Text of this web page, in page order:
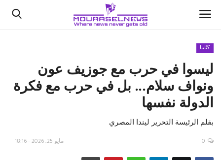
الأخبار
كتّابنا
السعودية
اقتصاد
كتّابنا
ليسوا في حرب مع جوزيف عون
ونواف سلام... بل في حرب مع فكرة
الدولة نفسها
بقلم الرئيسة التحرير ليندا المصري
مايو 25, 2026 - 18:16 0